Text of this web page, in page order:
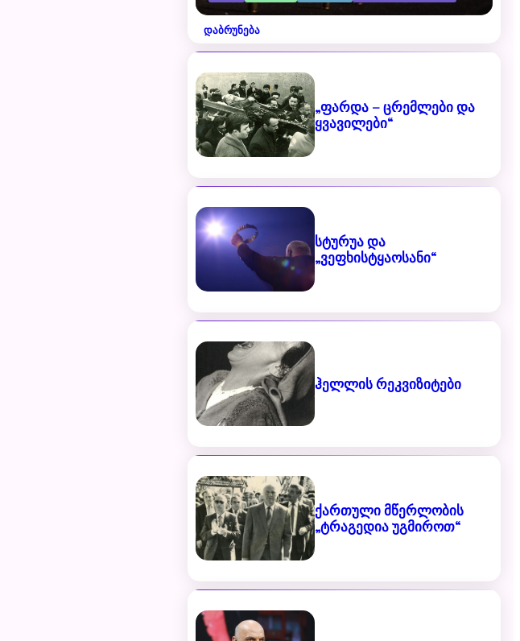
დაბრუნება
„ფარდა – ცრემლები და
ყვავილები“
სტურუა და
„ვეფხისტყაოსანი“
ჰელლის რეკვიზიტები
ქართული მწერლობის
„ტრაგედია უგმიროთ“